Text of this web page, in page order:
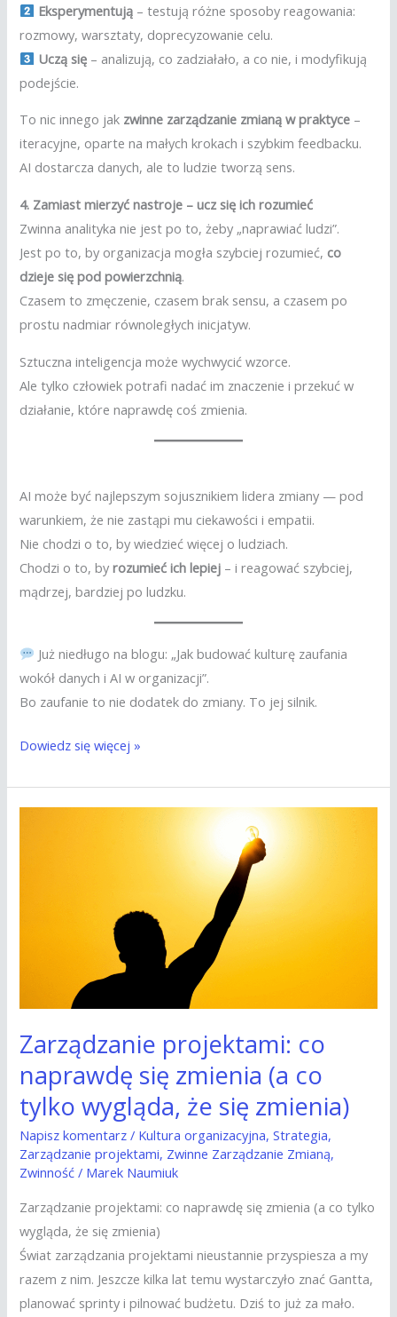
Eksperymentują – testują różne sposoby reagowania:
rozmowy, warsztaty, doprecyzowanie celu.
Uczą się – analizują, co zadziałało, a co nie, i modyfikują
podejście.
To nic innego jak zwinne zarządzanie zmianą w praktyce –
iteracyjne, oparte na małych krokach i szybkim feedbacku.
AI dostarcza danych, ale to ludzie tworzą sens.
4. Zamiast mierzyć nastroje – ucz się ich rozumieć
Zwinna analityka nie jest po to, żeby „naprawiać ludzi”.
Jest po to, by organizacja mogła szybciej rozumieć, co
dzieje się pod powierzchnią.
Czasem to zmęczenie, czasem brak sensu, a czasem po
prostu nadmiar równoległych inicjatyw.
Sztuczna inteligencja może wychwycić wzorce.
Ale tylko człowiek potrafi nadać im znaczenie i przekuć w
działanie, które naprawdę coś zmienia.
AI może być najlepszym sojusznikiem lidera zmiany — pod
warunkiem, że nie zastąpi mu ciekawości i empatii.
Nie chodzi o to, by wiedzieć więcej o ludziach.
Chodzi o to, byrozumieć ich lepiej – i reagować szybciej,
mądrzej, bardziej po ludzku.
Już niedługo na blogu: „Jak budować kulturę zaufania
wokół danych i AI w organizacji”.
Bo zaufanie to nie dodatek do zmiany. To jej silnik.
Dowiedz się więcej »
Zarządzanie projektami: co
naprawdę się zmienia (a co
tylko wygląda, że się zmienia)
Napisz komentarz / Kultura organizacyjna,Strategia,
Zarządzanie projektami, Zwinne Zarządzanie Zmianą,
Zwinność / Marek Naumiuk
Zarządzanie projektami: co naprawdę się zmienia (a co tylko
wygląda, że się zmienia)
Świat zarządzania projektami nieustannie przyspiesza a my
razem z nim. Jeszcze kilka lat temu wystarczyło znać Gantta,
planować sprinty i pilnować budżetu. Dziś to już za mało.
tylko
wygląda,
że
się
zmienia)